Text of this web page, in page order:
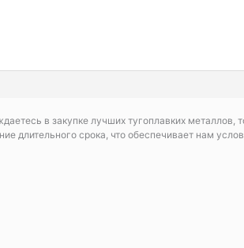
в закупке лучших тугоплавких
длительного срока, что обеспечивает нам